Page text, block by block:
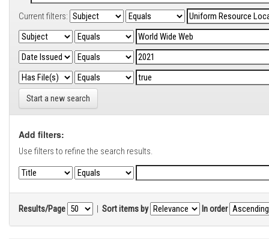
Current filters:
Start a new search
Add filters:
Use filters to refine the search results.
Results/Page | Sort items by In order